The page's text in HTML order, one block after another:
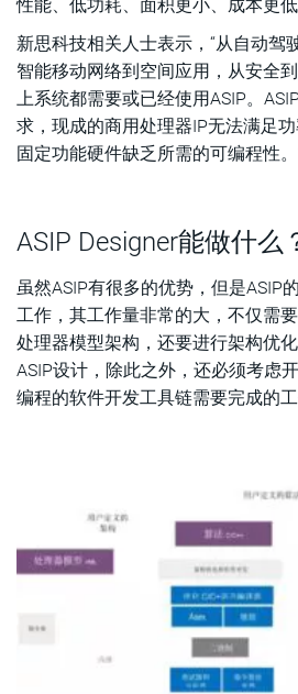
性能、低功耗、面积更小、成本更低
新思科技相关人士表示，“从自动驾
智能移动网络到空间应用，从安全
上系统都需要或已经使用ASIP。
求，现成的商用处理器IP无法满足
固定功能硬件缺乏所需的可编程性。
ASIP Designer能做什么
虽然ASIP有很多的优势，但是ASIP
工作，其工作量非常的大，不仅需
处理器模型架构，还要进行架构优
ASIP设计，除此之外，还必须考虑
编程的软件开发工具链需要完成的工